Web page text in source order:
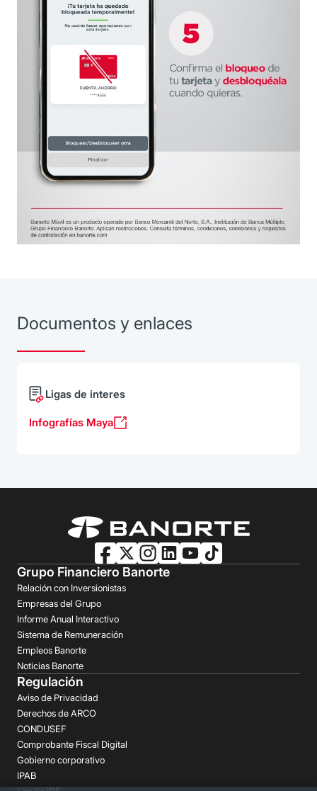
Documentos y enlaces
Ligas de interes
Infografías Maya
Grupo Financiero Banorte
Relación con Inversionistas
Empresas del Grupo
Informe Anual Interactivo
Sistema de Remuneración
Empleos Banorte
Noticias Banorte
Regulación
Aviso de Privacidad
Derechos de ARCO
CONDUSEF
Comprobante Fiscal Digital
Gobierno corporativo
IPAB